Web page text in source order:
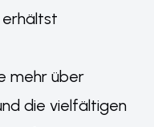
erhältst
mehr über
die vielfältigen